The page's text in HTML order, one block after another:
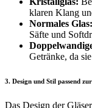
klaren Klang
Normales Glas:
Säfte und
Getränke, da
3. Design und Stil passend
Das Design der